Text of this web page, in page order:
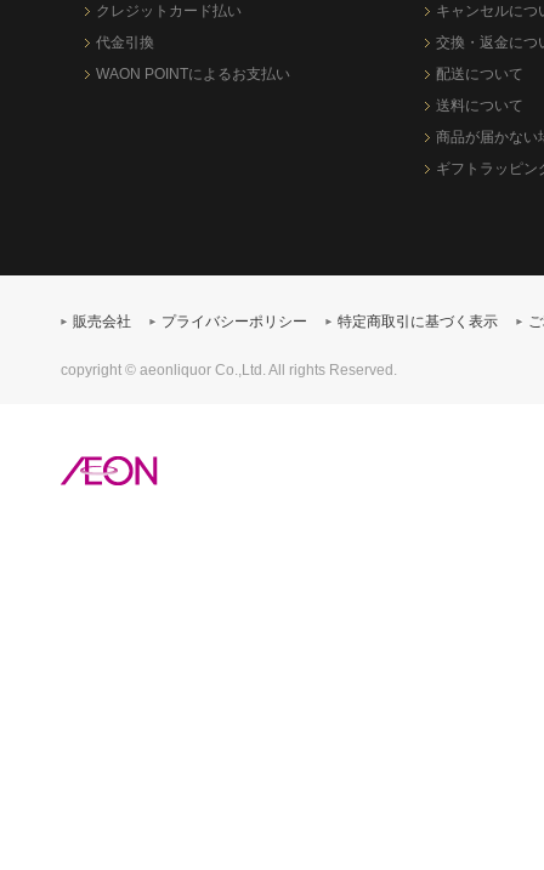
クレジットカード払い
代金引換
WAON POINTによるお支払い
キャンセルにつ
交換・返金につ
配送について
送料について
商品が届かない
ギフトラッピン
販売会社 プライバシーポリシー 特定商取引に基づく表示
copyright © aeonliquor Co.,Ltd. All rights Reserved.